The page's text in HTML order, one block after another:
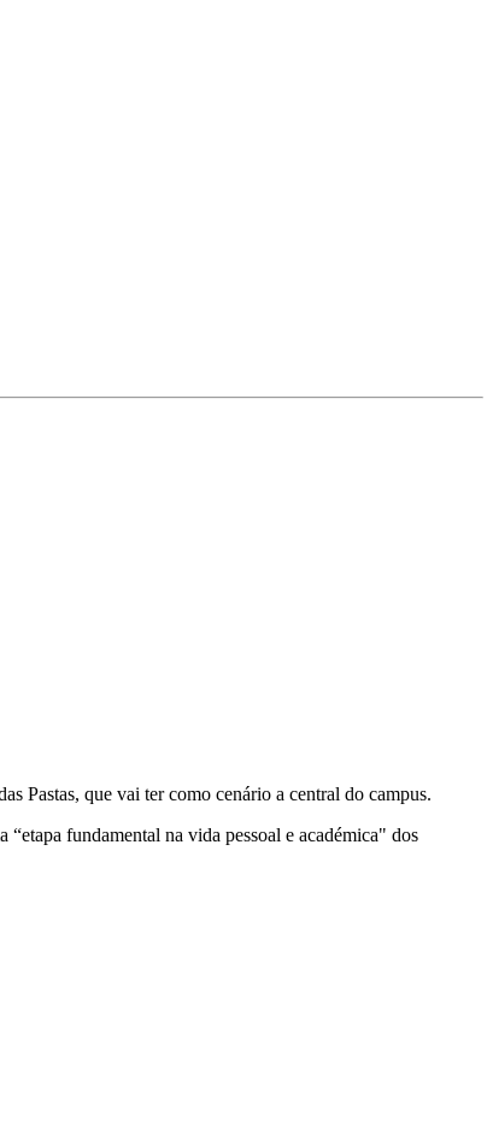
Pastas, que vai ter como cenário a central do campus.
“etapa fundamental na vida pessoal e académica" dos